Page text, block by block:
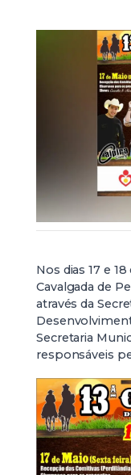
Nos dias 17 e
Cavalgada de
através da
Secretaria
responsáveis